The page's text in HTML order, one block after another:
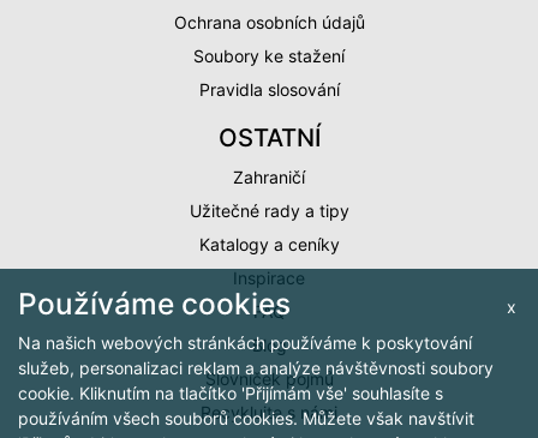
Ochrana osobních údajů
Soubory ke stažení
Pravidla slosování
OSTATNÍ
Zahraničí
Užitečné rady a tipy
Katalogy a ceníky
Inspirace
FAQ
Blog
Slovníček pojmů
Recyklujte s námi
x
Používáme cookies
Na našich webových stránkách používáme k poskytování
služeb, personalizaci reklam a analýze návštěvnosti soubory
cookie. Kliknutím na tlačítko 'Přijímám vše' souhlasíte s
používáním všech souborů cookies. Můžete však navštívit